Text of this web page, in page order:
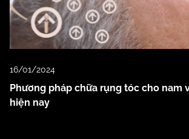
16/01/2024
Phương pháp chữa rụng tóc cho nam
hiện nay